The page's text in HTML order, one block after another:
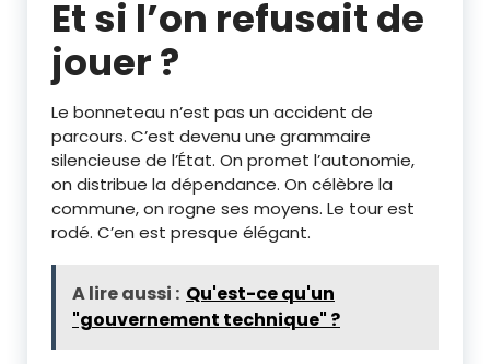
Et si l’on refusait de
jouer ?
Le bonneteau n’est pas un accident de
parcours. C’est devenu une grammaire
silencieuse de l’État. On promet l’autonomie,
on distribue la dépendance. On célèbre la
commune, on rogne ses moyens. Le tour est
rodé. C’en est presque élégant.
A lire aussi : Qu'est-ce qu'un
"gouvernement technique" ?